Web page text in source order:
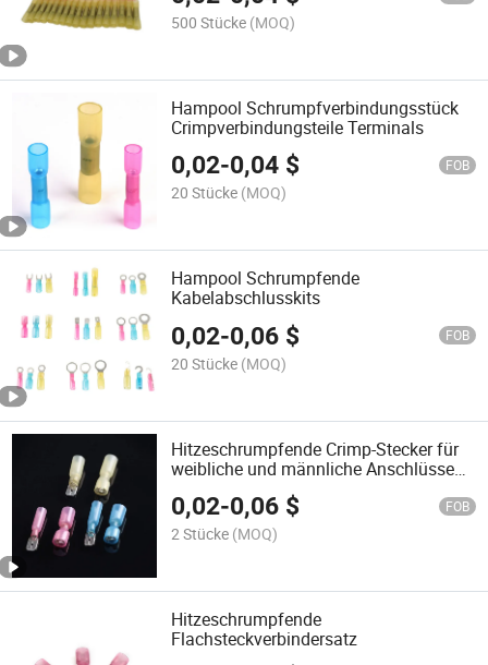
500 Stücke (MOQ)
Hampool Schrumpfverbindungsstück
Crimpverbindungsteile Terminals
0,02-0,04 $ FOB
20 Stücke (MOQ)
Hampool Schrumpfende
Kabelabschlusskits
0,02-0,06 $ FOB
20 Stücke (MOQ)
Hitzeschrumpfende Crimp-Stecker für
weibliche und männliche Anschlüsse
0,02-0,06 $ FOB
2 Stücke (MOQ)
Hitzeschrumpfende
Flachsteckverbindersatz